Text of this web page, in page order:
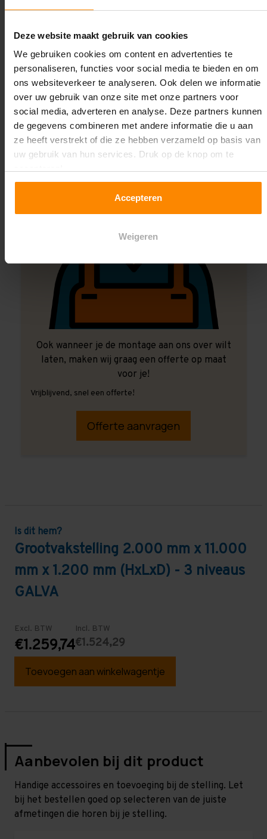
Deze website maakt gebruik van cookies
We gebruiken cookies om content en advertenties te
personaliseren, functies voor social media te bieden en om
ons websiteverkeer te analyseren. Ook delen we informatie
over uw gebruik van onze site met onze partners voor
social media, adverteren en analyse. Deze partners kunnen
de gegevens combineren met andere informatie die u aan
ze heeft verstrekt of die ze hebben verzameld op basis van
uw gebruik van hun services. Druk op de knop om te
Accepteren
Weigeren
Montage uitbesteden?
Laat ons het doen!
Ook wanneer je de montage aan ons over wilt
laten, maken wij graag een offerte op maat
voor je!
Vrijblijvend, snel een offerte!
Offerte aanvragen
Is dit hem?
Grootvakstelling 2.000 mm x 11.000
mm x 1.200 mm (HxLxD) - 3 niveaus
GALVA
Excl. BTW
€1.259,74
Incl. BTW
€1.524,29
Toevoegen aan winkelwagentje
Aanbevolen bij dit product
Handige accessoires en toevoeging bij de stelling. Let
bij het bestellen goed op selecteren van de juiste
afmetingen die horen bij je stelling.